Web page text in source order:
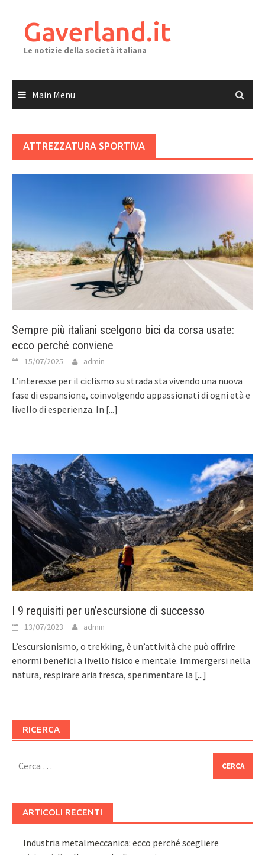
contentGaverland.it
Le notizie della società italiana
Main Menu
ATTREZZATURA SPORTIVA
Sempre più italiani scelgono bici da corsa usate:
ecco perché conviene
15/07/2025 admin
L’interesse per il ciclismo su strada sta vivendo una nuova
fase di espansione, coinvolgendo appassionati di ogni età e
livello di esperienza. In [...]
I 9 requisiti per un’escursione di successo
13/07/2023 admin
L’escursionismo, o trekking, è un’attività che può offrire
enormi benefici a livello fisico e mentale. Immergersi nella
natura, respirare aria fresca, sperimentare la [...]
RICERCA
per:
ARTICOLI RECENTI
Industria metalmeccanica: ecco perché scegliere